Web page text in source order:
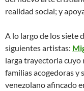
realidad social; y
A lo largo de los siete
siguientes artistas:
larga trayectoria cuyo
familias acogedoras y
venezolano afincado